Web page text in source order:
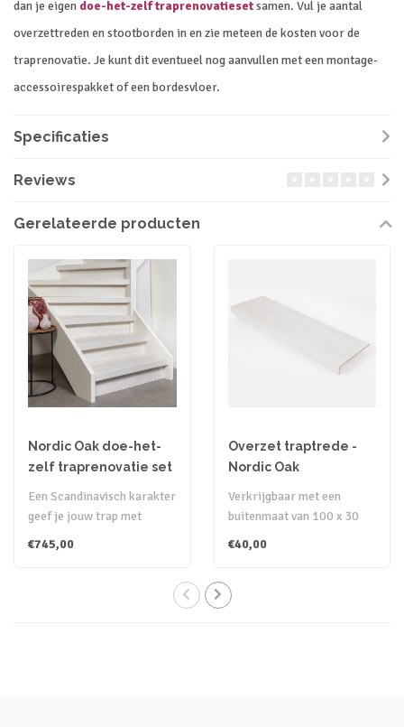
dan je eigen doe-het-zelf traprenovatiesetsamen. Vul je aantal
overzettreden en stootborden in en zie meteen de kosten voor de
traprenovatie. Je kunt dit eventueel nog aanvullen met een montage-
accessoirespakket of een bordesvloer.
Specificaties
Reviews
Gerelateerde producten
Nordic Oak doe-het-
zelf traprenovatie set
Een Scandinavisch karakter
geef je jouw trap met
bijna ..
€745,00
Overzet traptrede -
Nordic Oak
Verkrijgbaar met een
buitenmaat van 100 x 30
Hiermee kan de g..
€40,00